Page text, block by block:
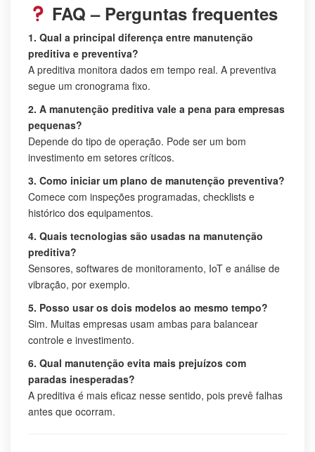
FAQ – Perguntas frequentes
1. Qual a principal diferença entre manutenção
preditiva e preventiva?
A preditiva monitora dados em tempo real. A preventiva
segue um cronograma fixo.
2. A manutenção preditiva vale a pena para empresas
pequenas?
Depende do tipo de operação. Pode ser um bom
investimento em setores críticos.
3. Como iniciar um plano de manutenção preventiva?
Comece com inspeções programadas, checklists e
histórico dos equipamentos.
4. Quais tecnologias são usadas na manutenção
preditiva?
Sensores, softwares de monitoramento, IoT e análise de
vibração, por exemplo.
5. Posso usar os dois modelos ao mesmo tempo?
Sim. Muitas empresas usam ambas para balancear
controle e investimento.
6. Qual manutenção evita mais prejuízos com
paradas inesperadas?
A preditiva é mais eficaz nesse sentido, pois prevê falhas
antes que ocorram.